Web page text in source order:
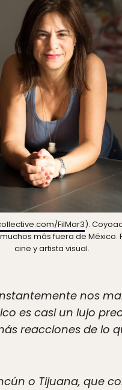
FilMar3).
más fuera de México.
cine y artista visual.
nos
es casi un lujo
reacciones de lo
o Tijuana, que